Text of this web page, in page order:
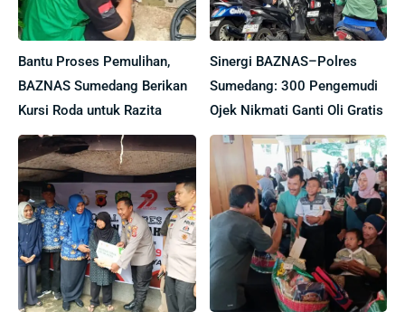
Bantu Proses Pemulihan,
BAZNAS Sumedang Berikan
Kursi Roda untuk Razita
Sinergi BAZNAS–Polres
Sumedang: 300 Pengemudi
Ojek Nikmati Ganti Oli Gratis